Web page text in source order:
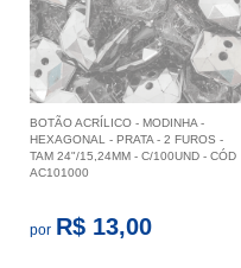
BOTÃO ACRÍLICO - MODINHA -
HEXAGONAL - PRATA - 2 FUROS -
TAM 24"/15,24MM - C/100UND - CÓD
AC101000
por R$ 13,00